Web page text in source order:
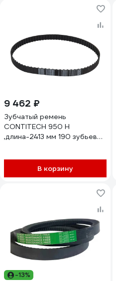
9 462 ₽
Зубчатый ремень
CONTITECH 950 H
,длина-2413 мм 190 зубьев
В корзину
-13%